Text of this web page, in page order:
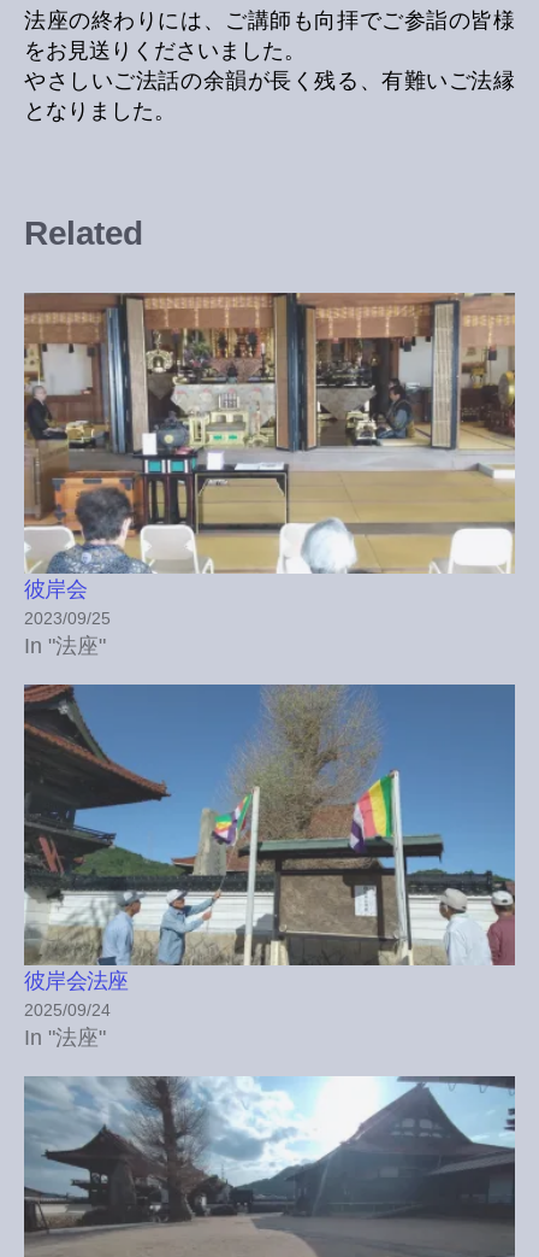
法座の終わりには、ご講師も向拝でご参詣の皆様
をお見送りくださいました。
やさしいご法話の余韻が長く残る、有難いご法縁
となりました。
Related
彼岸会
2023/09/25
In "法座"
彼岸会法座
2025/09/24
In "法座"